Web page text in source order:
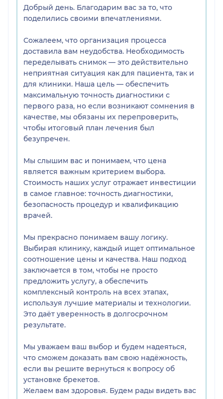
Добрый день. Благодарим вас за то, что
поделились своими впечатлениями.
Сожалеем, что организация процесса
доставила вам неудобства. Необходимость
переделывать снимок — это действительно
неприятная ситуация как для пациента, так и
для клиники. Наша цель — обеспечить
максимальную точность диагностики с
первого раза, но если возникают сомнения в
качестве, мы обязаны их перепроверить,
чтобы итоговый план лечения был
безупречен.
Мы слышим вас и понимаем, что цена
является важным критерием выбора.
Стоимость наших услуг отражает инвестиции
в самое главное: точность диагностики,
безопасность процедур и квалификацию
врачей.
Мы прекрасно понимаем вашу логику.
Выбирая клинику, каждый ищет оптимальное
соотношение цены и качества. Наш подход
заключается в том, чтобы не просто
предложить услугу, а обеспечить
комплексный контроль на всех этапах,
используя лучшие материалы и технологии.
Это даёт уверенность в долгосрочном
результате.
Мы уважаем ваш выбор и будем надеяться,
что сможем доказать вам свою надёжность,
если вы решите вернуться к вопросу об
установке брекетов.
Желаем вам здоровья. Будем рады видеть вас